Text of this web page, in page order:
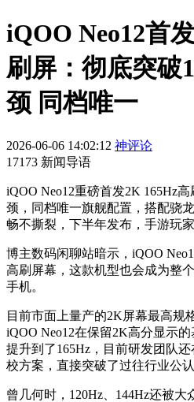
iQOO Neo12首
刷屏：彻底突破
颈 同档唯一
2026-06-06 14:02:12 神评论
17173 新闻导语
iQOO Neo12重磅首发2K 165Hz
颈，同档唯一旗舰配置，搭配骁
畅不撕裂，下半年发布，手游玩家
博主数码闲聊站暗示，iQOO
高刷屏幕，这款机型也会成为整
手机。
目前市面上量产的2K屏幕最高规
iQOO Neo12在保留2K高分显示
提升到了165Hz，目前研发团队
校方案，直接突破了过往行业公认
曾几何时，120Hz、144Hz还被